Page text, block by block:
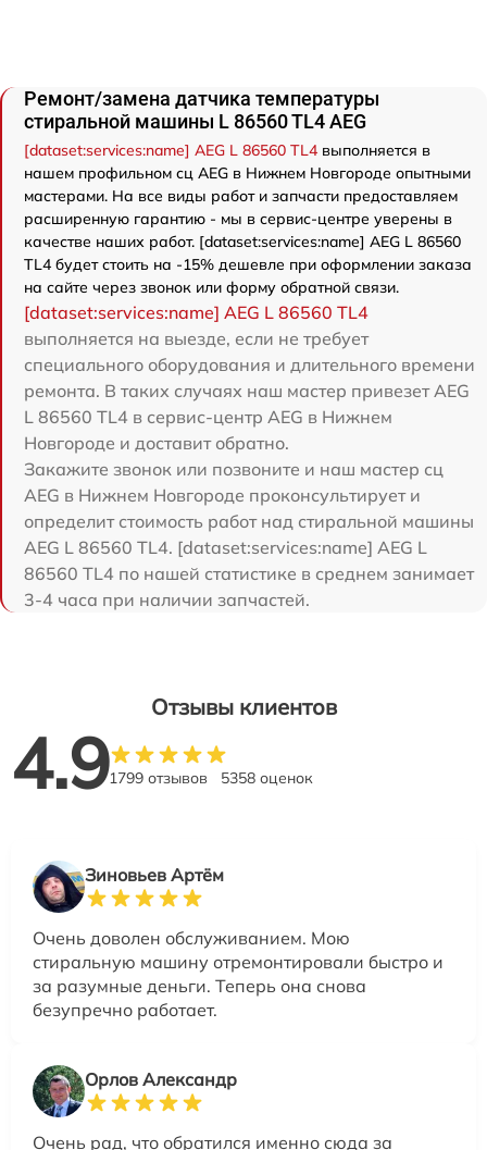
Ремонт/замена датчика температуры
стиральной машины L 86560 TL4 AEG
[dataset:services:name] AEG L 86560 TL4 выполняется в
нашем профильном сц AEG в Нижнем Новгороде опытными
мастерами. На все виды работ и запчасти предоставляем
расширенную гарантию - мы в сервис-центре уверены в
качестве наших работ. [dataset:services:name] AEG L 86560
TL4 будет стоить на -15% дешевле при оформлении заказа
на сайте через звонок или форму обратной связи.
[dataset:services:name] AEG L 86560 TL4
выполняется на выезде, если не требует
специального оборудования и длительного времени
ремонта. В таких случаях наш мастер привезет AEG
L 86560 TL4 в сервис-центр AEG в Нижнем
Новгороде и доставит обратно.
Закажите звонок или позвоните и наш мастер сц
AEG в Нижнем Новгороде проконсультирует и
определит стоимость работ над стиральной машины
AEG L 86560 TL4. [dataset:services:name] AEG L
86560 TL4 по нашей статистике в среднем занимает
3-4 часа при наличии запчастей.
Отзывы клиентов
4.91799 отзывов 5358 оценок
Зиновьев Артём
Очень доволен обслуживанием. Мою
стиральную машину отремонтировали быстро и
за разумные деньги. Теперь она снова
безупречно работает.
Орлов Александр
Очень рад, что обратился именно сюда за